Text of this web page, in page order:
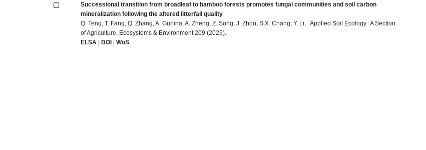
Successional transition from broadleaf to bamboo forests promotes fungal communities and soil carbon
mineralization following the altered litterfall quality
Q. Teng, T. Fang, Q. Zhang, A. Gunina, A. Zheng, Z. Song, J. Zhou, S.X. Chang, Y. Li, Applied Soil Ecology : A Section
of Agriculture, Ecosystems & Environment 209 (2025).
ELSA |DOI |WoS